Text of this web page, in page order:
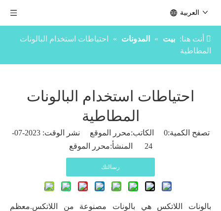
العربية
أنت هنا: بيت » المدونات »
احتياطات استخدام البالونات
المطاطية
احتياطات استخدام البالونات
المطاطية
تصفح الكمية:0
الكاتب:محرر الموقع نشر الوقت: 2023-07-
24 المنشأ:
محرر الموقع
رسالتك
بالونات اللاتكس هي بالونات مصنوعة من اللاتكس.معظم